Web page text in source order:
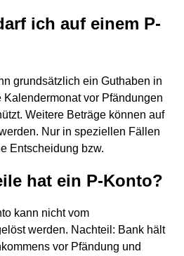
ich auf einem P-
grundsätzlich ein Guthaben in
Kalendermonat vor Pfändungen
Weitere Beträge können auf
Nur in speziellen Fällen
Entscheidung bzw.
hat ein P-Konto?
kann nicht vom
werden. Nachteil: Bank hält
vor Pfändung und